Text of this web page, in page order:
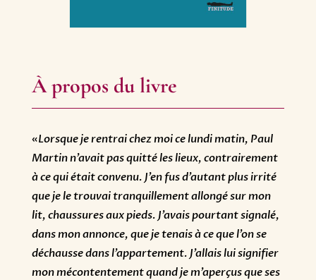
À propos du livre
«Lorsque je rentrai chez moi ce lundi matin, Paul
Martin n’avait pas quitté les lieux, contrairement
à ce qui était convenu. J’en fus d’autant plus irrité
que je le trouvai tranquillement allongé sur mon
lit, chaussures aux pieds. J’avais pourtant signalé,
dans mon annonce, que je tenais à ce que l’on se
déchausse dans l’appartement. J’allais lui signifier
mon mécontentement quand je m’aperçus que ses